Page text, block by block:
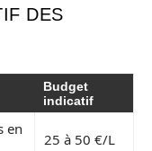
DES
Budget
indicatif
en
25 à 50 €/L